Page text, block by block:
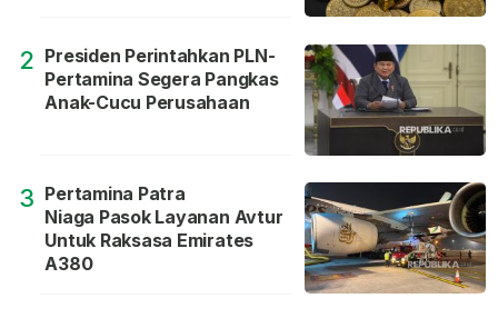
2 Presiden Perintahkan PLN-
Pertamina Segera Pangkas
Anak-Cucu Perusahaan
3 Pertamina Patra
Niaga Pasok Layanan Avtur
Untuk Raksasa Emirates
A380